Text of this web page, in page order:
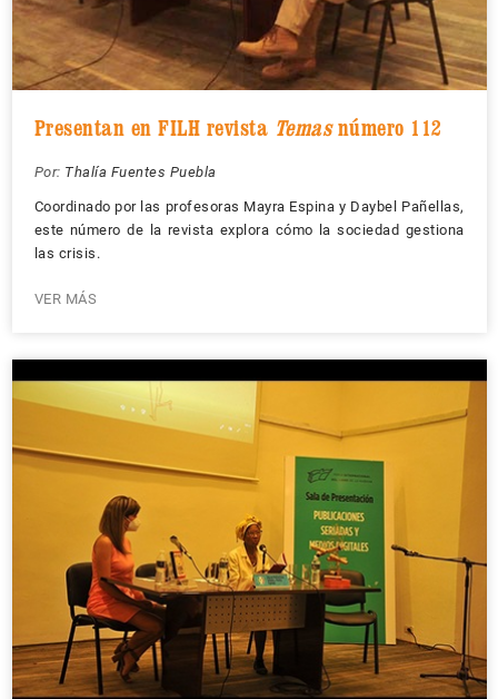
Presentan en FILH revista Temasnúmero 112
Por: Thalía Fuentes Puebla
Coordinado por las profesoras Mayra Espina y Daybel Pañellas,
este número de la revista explora cómo la sociedad gestiona
las crisis.
VER MÁS